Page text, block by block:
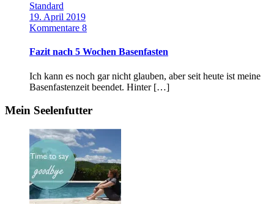
Standard
19. April 2019
Kommentare 8
Fazit nach 5 Wochen Basenfasten
Ich kann es noch gar nicht glauben, aber seit heute ist meine
Basenfastenzeit beendet. Hinter […]
Mein Seelenfutter